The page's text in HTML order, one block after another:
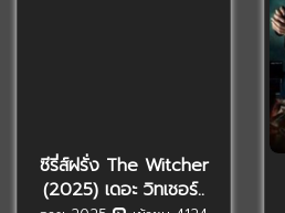
ซีรี่ส์ฝรั่ง The Witcher
(2025) เดอะ วิทเชอร์..